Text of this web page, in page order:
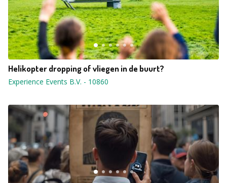
Helikopter dropping of vliegen in de buurt?
Experience Events B.V. - 10860